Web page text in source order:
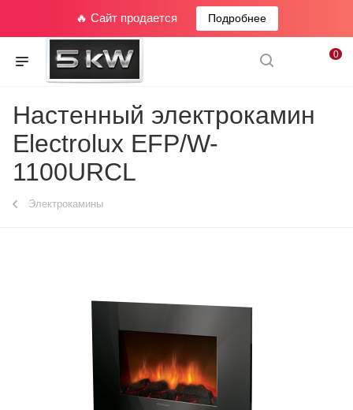
🔥 Сайт продается Подробнее
0
Настенный электрокамин
Electrolux EFP/W-
1100URCL
Электрокамины